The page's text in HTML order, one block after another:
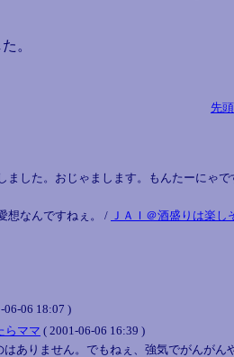
。
先頭
ました。おじゃまします。もんたーにゃで
想なんですねぇ。 /
ＪＡＩ＠酒盛りは楽し
06 18:07 )
らママ ( 2001-06-06 16:39 )
ありません。でもねぇ、強気でがんがん